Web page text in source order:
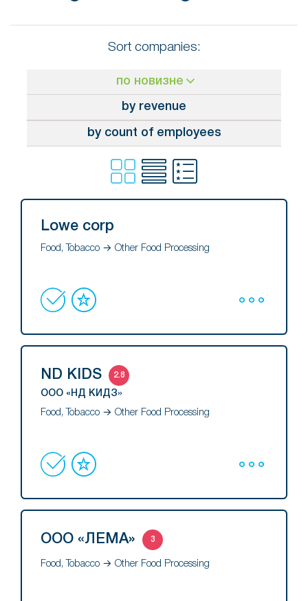
Sort companies:
по новизне
by revenue
by count of employees
Lowe corp
Food, Tobacco → Other Food Processing
ND KIDS 2.8
ООО «НД КИДЗ»
Food, Tobacco → Other Food Processing
ООО «ЛЕМА» 3
Food, Tobacco → Other Food Processing